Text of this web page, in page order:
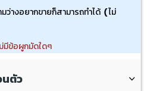
ว่างอยากขายก็สามารถทำได้ (ไม่
มีข้อผูกมัดใดๆ
นตัว